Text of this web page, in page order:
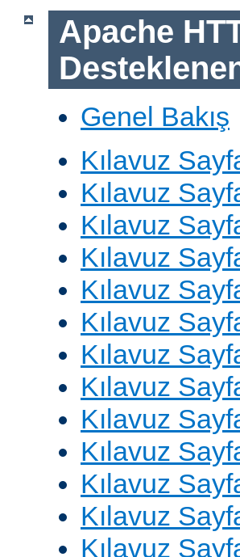
Apache
Genel Bakış
Kılavuz
Kılavuz
Kılavuz
Kılavuz
Kılavuz
Kılavuz
Kılavuz
Kılavuz
Kılavuz
Kılavuz
Kılavuz
Kılavuz
Kılavuz